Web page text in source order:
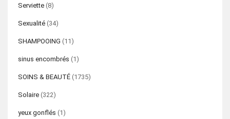
Serviette (8)
Sexualité (34)
SHAMPOOING (11)
sinus encombrés (1)
SOINS & BEAUTÉ (1735)
Solaire (322)
yeux gonflés (1)